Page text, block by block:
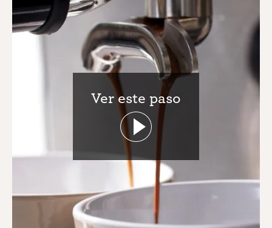
Ver este paso